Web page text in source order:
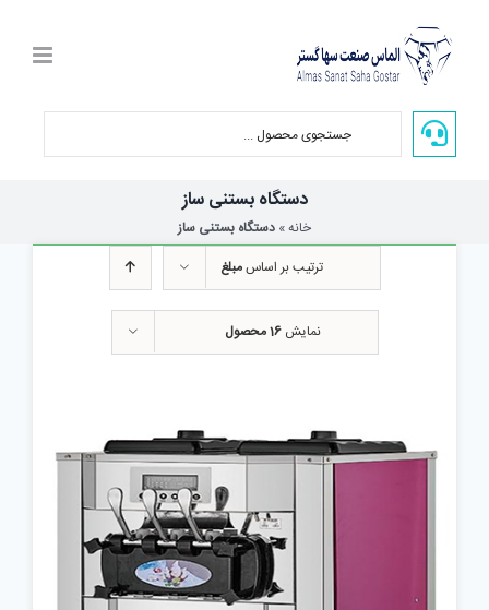
content
دستگاه بستنی ساز
خانه» دستگاه بستنی ساز
ترتیب بر اساسمبلغ
نمایش16 محصول